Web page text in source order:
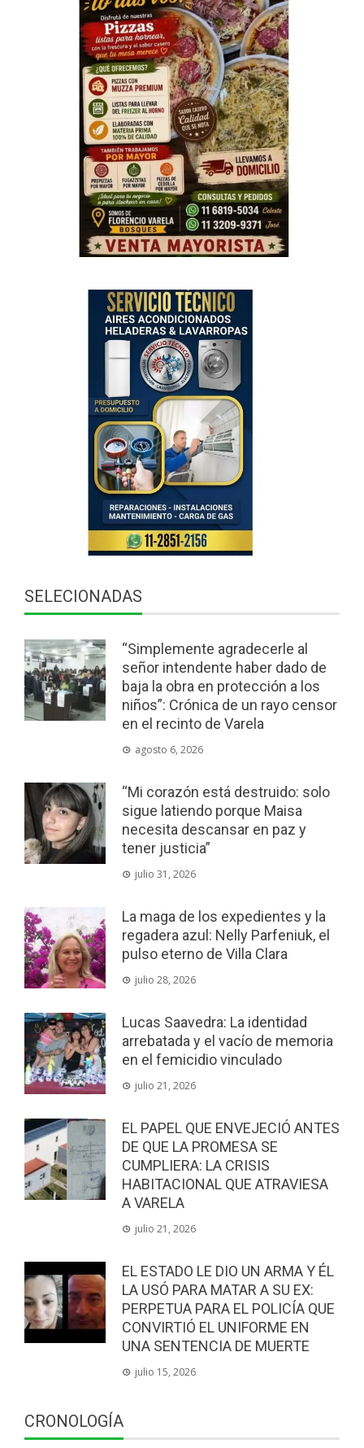
SELECIONADAS
“Simplemente agradecerle al
señor intendente haber dado de
baja la obra en protección a los
niños”: Crónica de un rayo censor
en el recinto de Varela
agosto 6, 2026
“Mi corazón está destruido: solo
sigue latiendo porque Maisa
necesita descansar en paz y
tener justicia”
julio 31, 2026
La maga de los expedientes y la
regadera azul: Nelly Parfeniuk, el
pulso eterno de Villa Clara
julio 28, 2026
Lucas Saavedra: La identidad
arrebatada y el vacío de memoria
en el femicidio vinculado
julio 21, 2026
EL PAPEL QUE ENVEJECIÓ ANTES
DE QUE LA PROMESA SE
CUMPLIERA: LA CRISIS
HABITACIONAL QUE ATRAVIESA
A VARELA
julio 21, 2026
EL ESTADO LE DIO UN ARMA Y ÉL
LA USÓ PARA MATAR A SU EX:
PERPETUA PARA EL POLICÍA QUE
CONVIRTIÓ EL UNIFORME EN
UNA SENTENCIA DE MUERTE
julio 15, 2026
CRONOLOGÍA